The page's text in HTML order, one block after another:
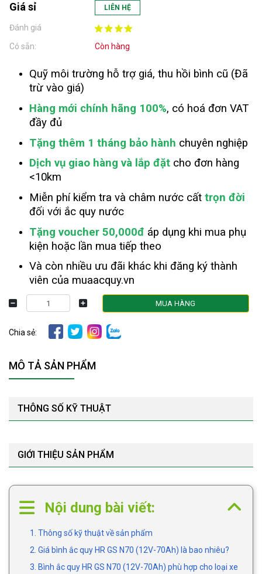
Giá sỉ
LIÊN HỆ
Đánh giá
Có sẵn:
Còn hàng
Quỹ môi trường hỗ trợ giá, thu hồi bình cũ (Đã
trừ vào giá)
Hàng mới chính hãng 100%, có hoá đơn VAT
đầy đủ
Tặng thêm 1 tháng bảo hành chuyên nghiệp
Dịch vụ giao hàng và lắp đặt cho đơn hàng
<10km
Miễn phí kiểm tra và châm nước cất trọn đời
đối với ắc quy nước
Tặng voucher 50,000đ áp dụng khi mua phụ
kiện hoặc lần mua tiếp theo
Và còn nhiều ưu đãi khác khi đăng ký thành
viên của muaacquy.vn
MUA HÀNG
Chia sẻ:
MÔ TẢ SẢN PHẨM
THÔNG SỐ KỸ THUẬT
GIỚI THIỆU SẢN PHẨM
Nội dung bài viết:
1. Thông số kỹ thuật về sản phẩm
2. Giá bình ắc quy HR GS N70 (12V-70Ah) là bao nhiêu?
3. Bình ắc quy HR GS N70 (12V-70Ah) phù hợp cho loại xe